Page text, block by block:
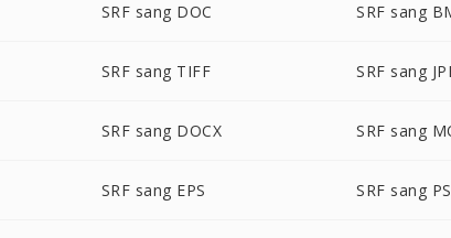
SRF sang DOC SRF sang
SRF sang TIFF SRF sang
SRF sang DOCX SRF sang
SRF sang EPS SRF sang